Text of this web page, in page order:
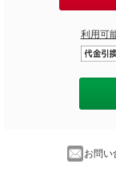
利用可
お問い